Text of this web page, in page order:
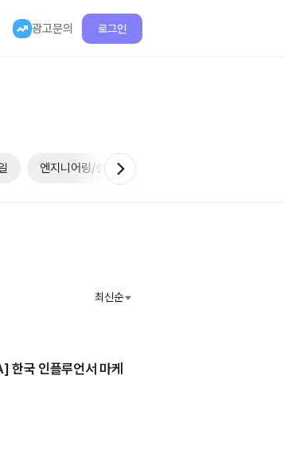
광고문의 로그인
엔지니어링/설계
Next slide
최신순
국 인플루언서 마케